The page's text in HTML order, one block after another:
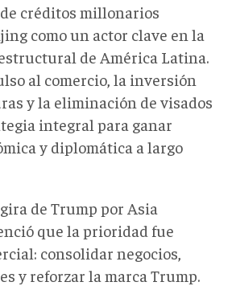
créditos millonarios
como un actor clave en la
de América Latina.
al comercio, la inversión
y la eliminación de visados
integral para ganar
y diplomática a largo
de Trump por Asia
que la prioridad fue
consolidar negocios,
y reforzar la marca Trump.